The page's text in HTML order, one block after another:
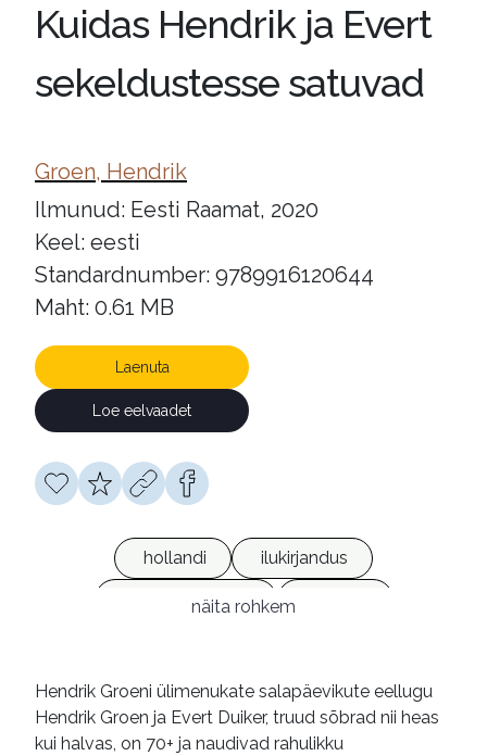
Kuidas Hendrik ja Evert
sekeldustesse satuvad
Groen, Hendrik
Ilmunud: Eesti Raamat, 2020
Keel: eesti
Standardnumber: 9789916120644
Maht: 0.61 MB
Laenuta
Loe eelvaadet
hollandi
ilukirjandus
päevikromaanid
näita rohkem
Hendrik Groeni ülimenukate salapäevikute eellugu
Hendrik Groen ja Evert Duiker, truud sõbrad nii heas
kui halvas, on 70+ ja naudivad rahulikku